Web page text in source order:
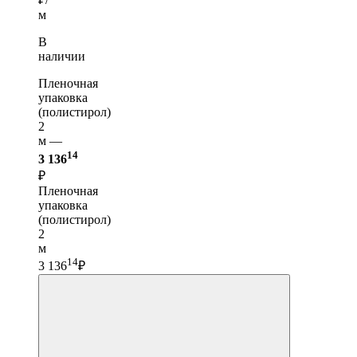
м
В
наличии
Пленочная
упаковка
(полистирол)
2
м —
3 13614
₽
Пленочная
упаковка
(полистирол)
2
м
3 13614₽